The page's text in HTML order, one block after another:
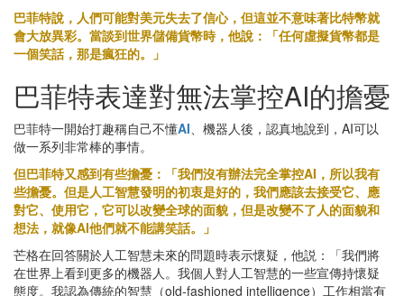
巴菲特說，人們可能對美元失去了信心，但這並不意味著比特幣就
會大放異彩。當談到世界儲備貨幣時，他說：「任何虛擬貨幣都是
一個笑話，那是瘋狂的。」
巴菲特表達對無法掌控AI的擔憂
巴菲特一開始打趣稱自己不懂AI 、機器人後，認真地說到，AI可以
做一系列非常棒的事情。
但巴菲特又感到有些擔憂：「我們沒有辦法完全掌控AI，所以我有
些擔憂。但是人工智慧發明的初衷是好的，我們應該去接受它、應
對它、使用它，它可以改變全球的面貌，但是改變不了人的面貌和
想法，就像AI他們就不能講笑話。」
芒格在回答關於人工智慧未來的問題時表示懷疑，他説：「我們將
在世界上看到更多的機器人。我個人對人工智慧的一些宣傳持懷疑
態度。我認為傳統的智慧（old-fashioned intelligence）工作相當有